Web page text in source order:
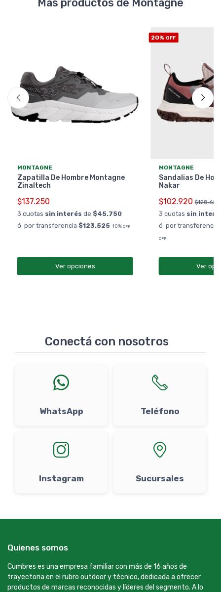
Más productos de Montagne
MONTAGNE
Zapatilla De Hombre Montagne
Zinaltech
$137.250
3 cuotas sin interés de $45.750
ó por transferencia $123.525 10% OFF
Ver opciones
20% OFF
MONTAGNE
Sandalias De
Nakar
$102.920 $128.650
3 cuotas sin
ó por transferencia
OFF
Ver
Conectá con nosotros
WhatsApp Teléfono
Instagram Sucursales
Quienes somos
Cumbres es una empresa familiar con más de 16 años de
trayectoria en el rubro outdoor y técnico, dedicada a ofrecer
productos de marcas reconocidas y líderes del segmento. A lo